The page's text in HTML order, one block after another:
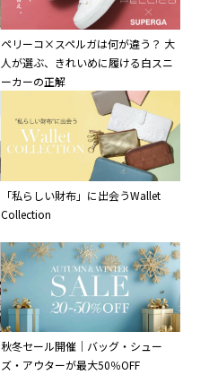
ペリーコ×スペルガは何が違う？ 大
人が選ぶ、きれいめに履ける白スニ
ーカーの正解
「私らしい財布」に出会うWallet
Collection
秋冬セール開催｜バッグ・シュー
ズ・アウターが最大50％OFF